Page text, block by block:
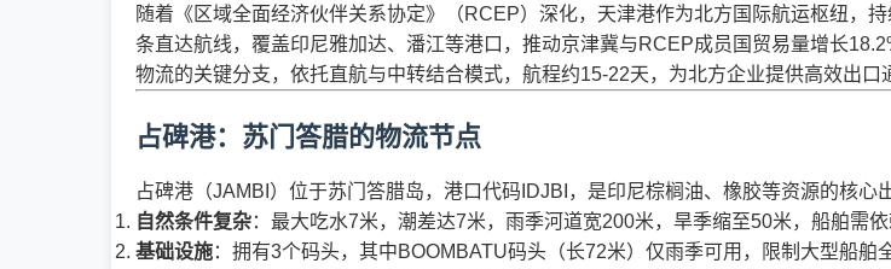
随着《区域全面经济伙伴关系协定》（RCEP）深化，天津港作为北方国际航运枢纽，
条直达航线，覆盖印尼雅加达、潘江等港口，推动京津冀与RCEP成员国贸易量增长
物流的关键分支，依托直航与中转结合模式，航程约15-22天，为北方企业提供高效出口
占碑港：苏门答腊的物流节点
占碑港（JAMBI）位于苏门答腊岛，港口代码IDJBI，是印尼棕榈油、橡胶等资源的核心
自然条件复杂：最大吃水7米，潮差达7米，雨季河道宽200米，旱季缩至50米，船舶需依
基础设施：拥有3个码头，其中BOOMBATU码头（长72米）仅雨季可用，限制大型船舶